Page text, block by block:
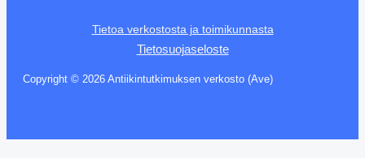
Tietoa verkostosta ja toimikunnasta
Tietosuojaseloste
Copyright © 2026 Antiikintutkimuksen verkosto (Ave)